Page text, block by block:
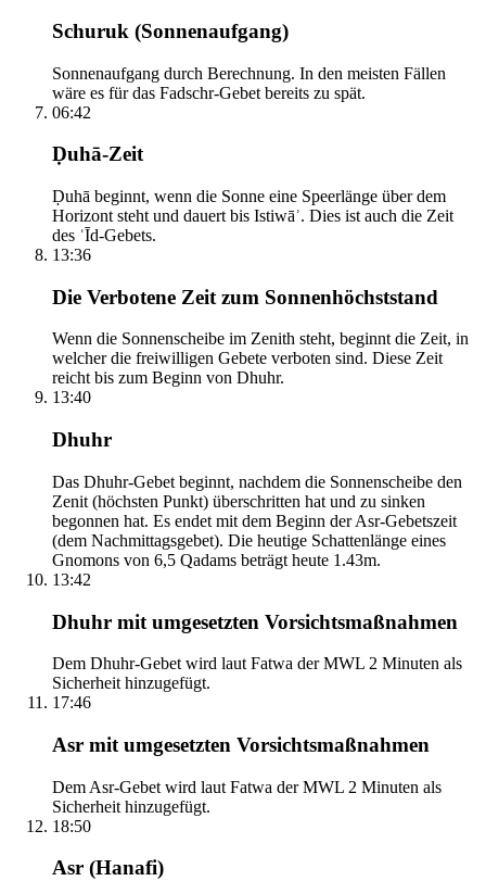
Schuruk (Sonnenaufgang)
Sonnenaufgang durch Berechnung. In den meisten Fällen
wäre es für das Fadschr-Gebet bereits zu spät.
06:42
Ḍuhā-Zeit
Ḍuhā beginnt, wenn die Sonne eine Speerlänge über dem
Horizont steht und dauert bis Istiwāʾ. Dies ist auch die Zeit
des ʿĪd-Gebets.
13:36
Die Verbotene Zeit zum Sonnenhöchststand
Wenn die Sonnenscheibe im Zenith steht, beginnt die Zeit, in
welcher die freiwilligen Gebete verboten sind. Diese Zeit
reicht bis zum Beginn von Dhuhr.
13:40
Dhuhr
Das Dhuhr-Gebet beginnt, nachdem die Sonnenscheibe den
Zenit (höchsten Punkt) überschritten hat und zu sinken
begonnen hat. Es endet mit dem Beginn der Asr-Gebetszeit
(dem Nachmittagsgebet). Die heutige Schattenlänge eines
Gnomons von 6,5 Qadams beträgt heute 1.43m.
13:42
Dhuhr mit umgesetzten Vorsichtsmaßnahmen
Dem Dhuhr-Gebet wird laut Fatwa der MWL 2 Minuten als
Sicherheit hinzugefügt.
17:46
Asr mit umgesetzten Vorsichtsmaßnahmen
Dem Asr-Gebet wird laut Fatwa der MWL 2 Minuten als
Sicherheit hinzugefügt.
18:50
Asr (Hanafi)